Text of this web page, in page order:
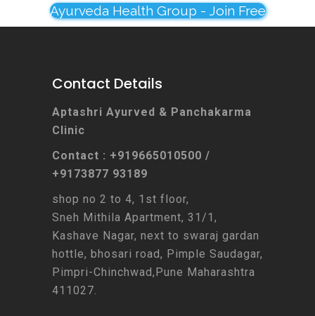
Ayurveda Health Group - Join Free
Contact Details
Aptashri Ayurved & Panchakarma
Clinic
Contact : +919665010500 /
+9173877 93189
shop no 2 to 4, 1st floor,
Sneh Mithila Apartment, 31/1,
Kashave Nagar, next to swaraj gardan
hottle, bhosari road, Pimple Saudagar,
Pimpri-Chinchwad,Pune Maharashtra
411027.